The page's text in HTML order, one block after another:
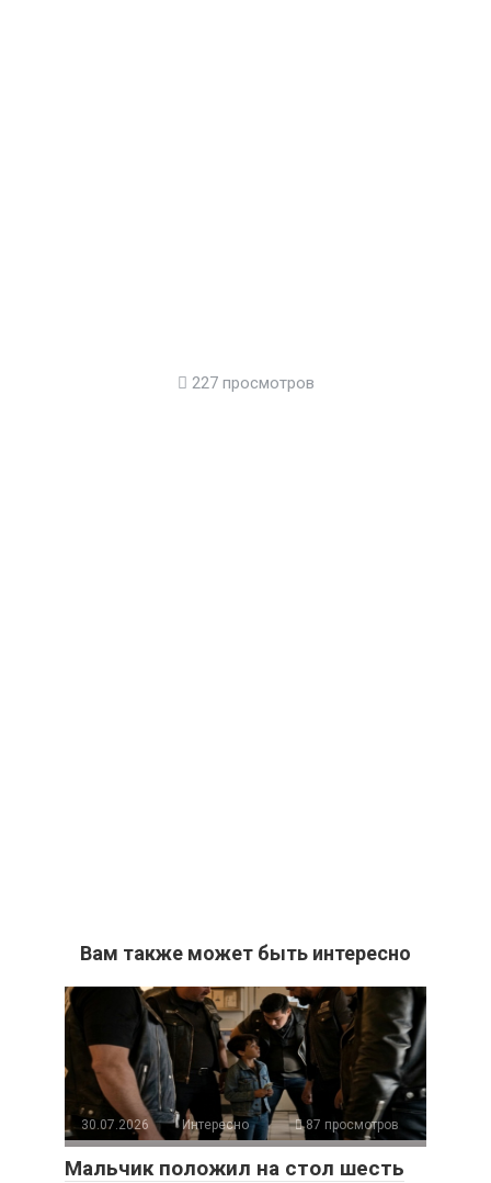
227 просмотров
Вам также может быть интересно
30.07.2026 Интересно 87 просмотров
Мальчик положил на стол шесть